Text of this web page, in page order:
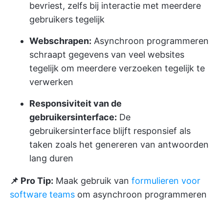
bevriest, zelfs bij interactie met meerdere
gebruikers tegelijk
Webschrapen: Asynchroon programmeren
schraapt gegevens van veel websites
tegelijk om meerdere verzoeken tegelijk te
verwerken
Responsiviteit van de
gebruikersinterface: De
gebruikersinterface blijft responsief als
taken zoals het genereren van antwoorden
lang duren
📌 Pro Tip: Maak gebruik van formulieren voor
software teams om asynchroon programmeren